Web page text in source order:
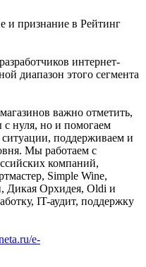
и признание в Рейтинг
интернет-
диапазон этого сегмента
важно отметить,
с нуля, но и помогаем
ситуации, поддерживаем и
Мы работаем с
компаний,
Simple Wine,
Дикая Орхидея, Oldi и
IT-аудит, поддержку
e-